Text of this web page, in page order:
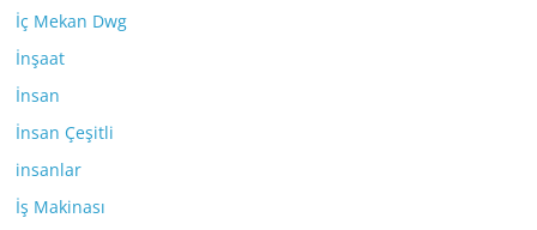
İç Mekan Dwg
İnşaat
İnsan
İnsan Çeşitli
insanlar
İş Makinası